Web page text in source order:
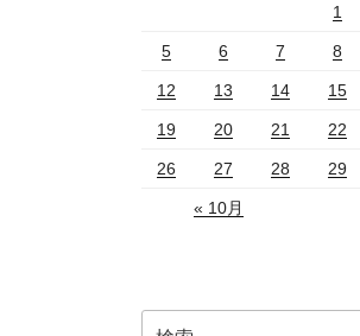
1
5 6 7 8
12 13 14 15
19 20 21 22
26 27 28 29
« 10月